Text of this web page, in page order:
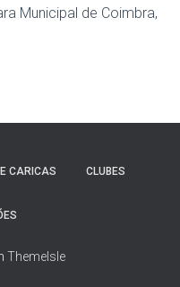
Municipal de Coimbra,
CARICAS CLUBES
ThemeIsle